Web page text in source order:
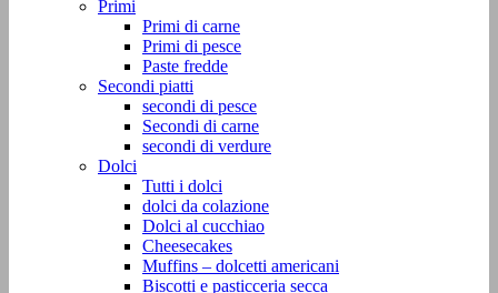
Primi
Primi di carne
Primi di pesce
Paste fredde
Secondi piatti
secondi di pesce
Secondi di carne
secondi di verdure
Dolci
Tutti i dolci
dolci da colazione
Dolci al cucchiao
Cheesecakes
Muffins – dolcetti americani
Biscotti e pasticceria secca